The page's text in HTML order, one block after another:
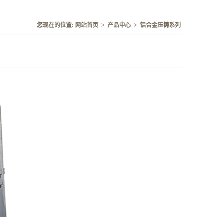
您现在的位置: 网站首页 > 产品中心 > 铝合金压铸系列